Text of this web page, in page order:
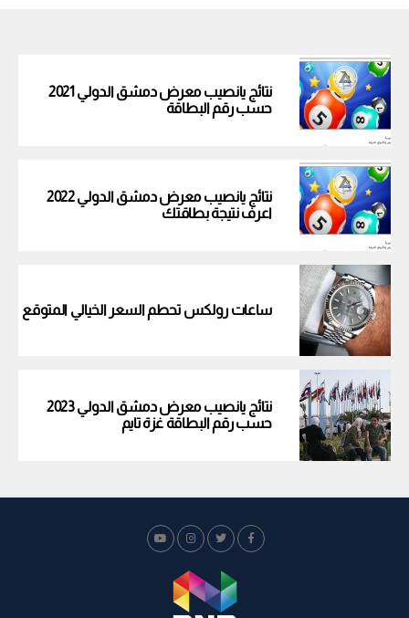
نتائج يانصيب معرض دمشق الدولي 2021
حسب رقم البطاقة
نتائج يانصيب معرض دمشق الدولي 2022
اعرف نتيجة بطاقتك
ساعات رولكس تحطم السعر الخيالي المتوقع
نتائج يانصيب معرض دمشق الدولي 2023
حسب رقم البطاقة غزة تايم